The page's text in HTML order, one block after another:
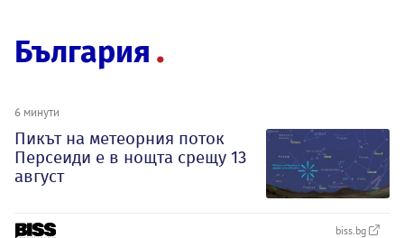
България
6 минути
Пикът на метеорния поток
Персеиди е в нощта срещу 13
август
biss.bg